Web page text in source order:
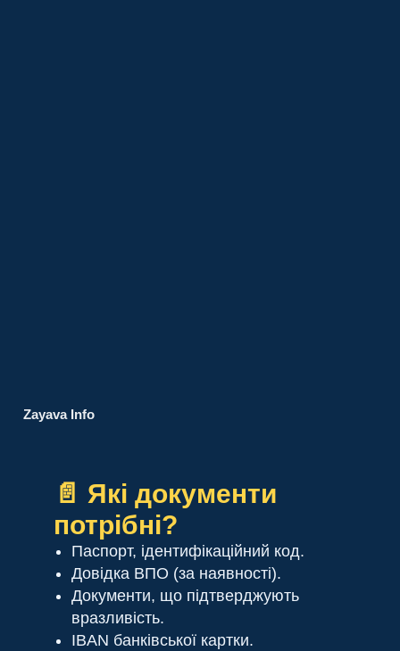
Zayava Info
📄 Які документи
потрібні?
Паспорт, ідентифікаційний код.
Довідка ВПО (за наявності).
Документи, що підтверджують
вразливість.
IBAN банківської картки.